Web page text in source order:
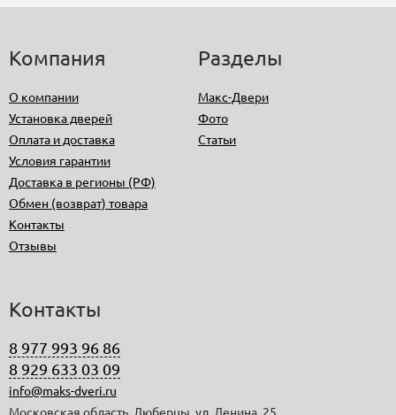
Компания
О компании
Установка дверей
Оплата и доставка
Условия гарантии
Доставка в регионы (РФ)
Обмен (возврат) товара
Контакты
Отзывы
Разделы
Макс-Двери
Фото
Статьи
Контакты
8 977 993 96 86
8 929 633 03 09
info@maks-dveri.ru
Московская область, Люберцы, ул. Ленина, 25